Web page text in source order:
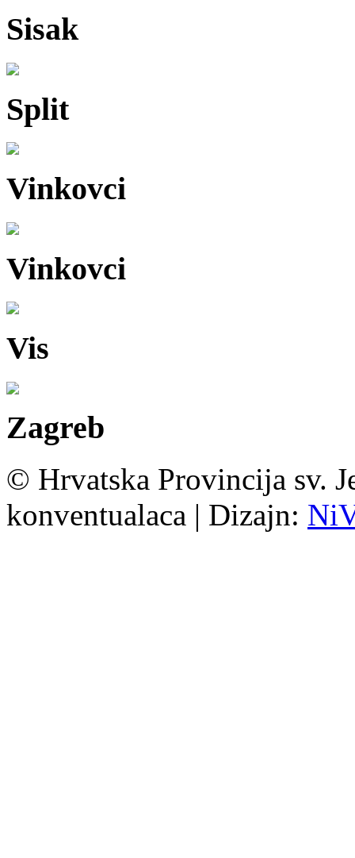
Sisak
Split
Vinkovci
Vinkovci
Vis
Zagreb
© Hrvatska Provincija sv.
konventualaca | Dizajn: